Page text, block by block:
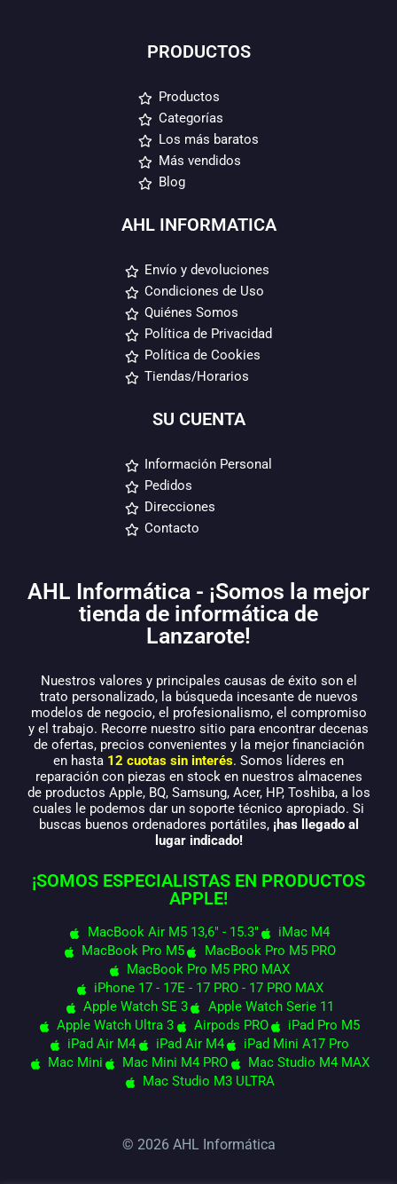
PRODUCTOS
Productos
Categorías
Los más baratos
Más vendidos
Blog
AHL INFORMATICA
Envío y devoluciones
Condiciones de Uso
Quiénes Somos
Política de Privacidad
Política de Cookies
Tiendas/Horarios
SU CUENTA
Información Personal
Pedidos
Direcciones
Contacto
AHL Informática - ¡Somos la mejor
tienda de informática de
Lanzarote!
Nuestros valores y principales causas de éxito son el
trato personalizado, la búsqueda incesante de nuevos
modelos de negocio, el profesionalismo, el compromiso
y el trabajo. Recorre nuestro sitio para encontrar decenas
de ofertas, precios convenientes y la mejor financiación
en hasta 12 cuotas sin interés. Somos líderes en
reparación con piezas en stock en nuestros almacenes
de productos Apple, BQ, Samsung, Acer, HP, Toshiba, a los
cuales le podemos dar un soporte técnico apropiado. Si
buscas buenos ordenadores portátiles, ¡has llegado al
lugar indicado!
¡SOMOS ESPECIALISTAS EN PRODUCTOS
APPLE!
MacBook Air M5 13,6" - 15.3"
iMac M4
MacBook Pro M5
MacBook Pro M5 PRO
MacBook Pro M5 PRO MAX
iPhone 17 - 17E - 17 PRO - 17 PRO MAX
Apple Watch SE 3
Apple Watch Serie 11
Apple Watch Ultra 3
Airpods PRO
iPad Pro M5
iPad Air M4
iPad Air M4
iPad Mini A17 Pro
Mac Mini
Mac Mini M4 PRO
Mac Studio M4 MAX
Mac Studio M3 ULTRA
© 2026 AHL Informática